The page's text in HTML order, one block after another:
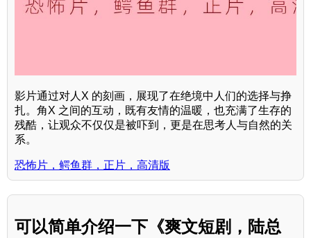
影片通过对人X 的刻画，展现了在绝境中人们的选择与挣
扎。角X 之间的互动，既有友情的温暖，也充满了生存的
残酷，让观众不仅仅是被吓到，更是在思考人与自然的关
系。
恐怖片，鳄鱼群，正片，高清版
可以简单介绍一下《爽文短剧，陆总